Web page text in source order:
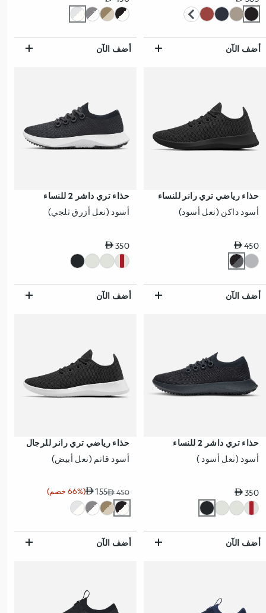
أضف الآن أضف الآن
حذاء رياضي تري رانر للنساء
أسود داكن (نعل أسود)
سعر عادي
450
أضف الآن
حذاء تري داشر 2 للنساء
أسود (نعل أزرق ثلجي)
سعر عادي
350
أضف الآن
حذاء تري داشر 2 للنساء
أسود (نعل أسود )
سعر عادي
350
أضف الآن
حذاء رياضي تري رانر للرجال
أسود قاتم (نعل أبيض)
سعر عادي
450
سعر البيع
155
نسبة الخصم(66% خصم)
أضف الآن